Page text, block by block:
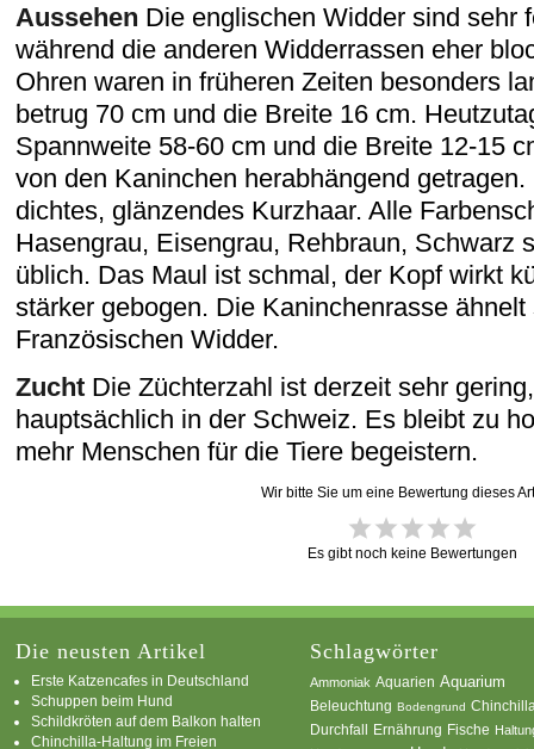
Aussehen Die englischen Widder sind sehr
während die anderen Widderrassen eher
Ohren waren in früheren Zeiten besonders
betrug 70 cm und die Breite 16 cm.
Spannweite 58-60 cm und die Breite 12-15
von den Kaninchen herabhängend
dichtes, glänzendes Kurzhaar. Alle
Hasengrau, Eisengrau, Rehbraun, Schwarz
üblich. Das Maul ist schmal, der Kopf wirkt
stärker gebogen. Die Kaninchenrasse ähnelt
Französischen Widder.
Zucht Die Züchterzahl ist derzeit sehr
hauptsächlich in der Schweiz. Es bleibt zu
mehr Menschen für die Tiere begeistern.
Wir bitte Sie um eine Bewertung dieses
Es gibt noch keine Bewertungen
Die neusten Artikel
Erste Katzencafes in Deutschland
Schuppen beim Hund
Schildkröten auf dem Balkon halten
Chinchilla-Haltung im Freien
Schlagwörter
Ammoniak Aquarien Aquarium
Beleuchtung Bodengrund
Durchfall Ernährung Fische